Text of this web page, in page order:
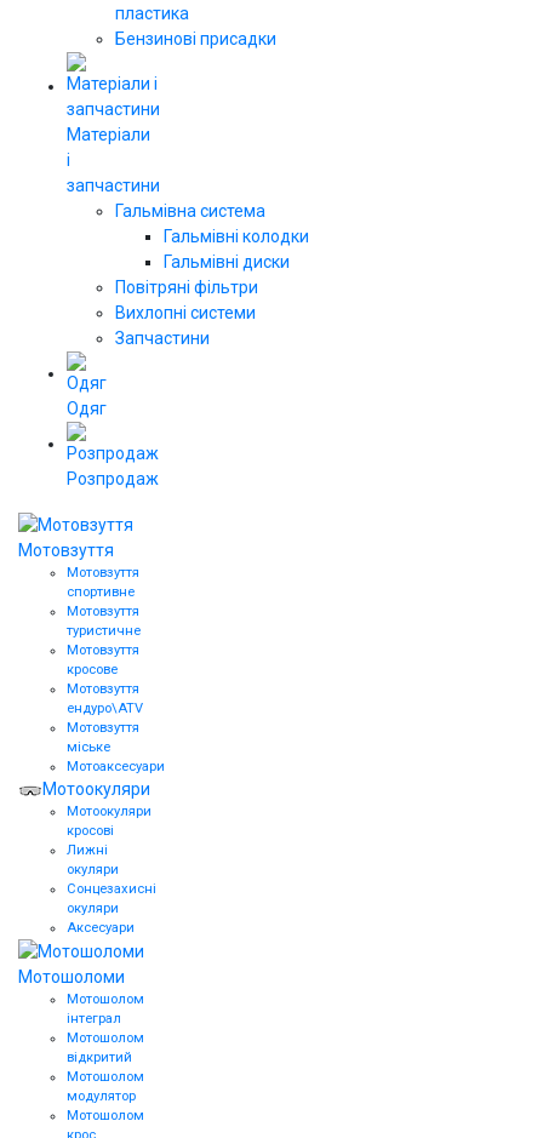
пластика
Бензинові присадки
Матеріали
і
запчастини
Гальмівна система
Гальмівні колодки
Гальмівні диски
Повітряні фільтри
Вихлопні системи
Запчастини
Одяг
Розпродаж
Мотовзуття
Мотовзуття
спортивне
Мотовзуття
туристичне
Мотовзуття
кросове
Мотовзуття
ендуро\АТV
Мотовзуття
міське
Мотоаксесуари
Мотоокуляри
Мотоокуляри
кросові
Лижні
окуляри
Сонцезахисні
окуляри
Аксесуари
Мотошоломи
Мотошолом
інтеграл
Мотошолом
відкритий
Мотошолом
модулятор
Мотошолом